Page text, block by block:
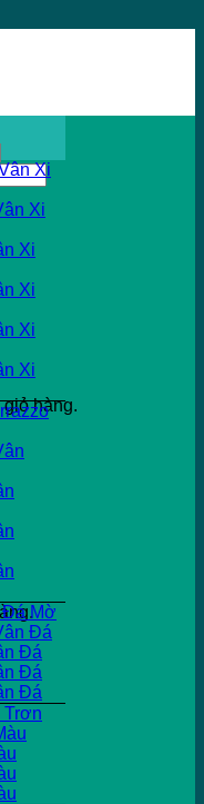
hàng.
Xi
Xi
Xi
Xi
Xi
Xi
Đá Mờ
Đá
Đá
Đá
Đá
Trơn